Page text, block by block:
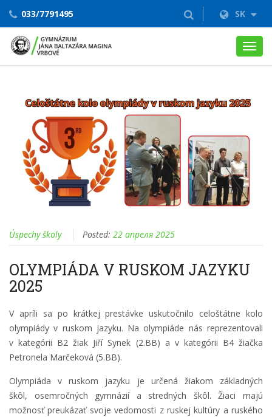
033/7791495 SK
Úspechy školy Posted: 22 апреля 2025
OLYMPIÁDA V RUSKOM JAZYKU
2025
V apríli sa po krátkej prestávke uskutočnilo celoštátne kolo
olympiády v ruskom jazyku. Na olympiáde nás reprezentovali
v kategórii B2 žiak Jiří Synek (2.BB) a v kategórii B4 žiačka
Petronela Marčeková (5.BB).
Olympiáda v ruskom jazyku je určená žiakom základných
škôl, osemročných gymnázií a stredných škôl. Žiaci majú
možnosť preukázať svoje vedomosti z ruskej kultúry a ruského